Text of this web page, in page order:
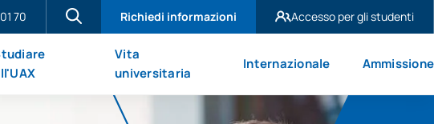
70 Richiedi informazioni
Accesso per gli studenti
UAX Mare Nostrum
Vita
universitaria
Internazionale Ammissione